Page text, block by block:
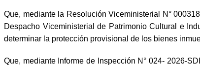
Que, mediante la Resolución Viceministerial N°
Despacho Viceministerial de Patrimonio Cultural e
determinar la protección provisional de los bienes
Que, mediante Informe de Inspección N° 024- 2026-